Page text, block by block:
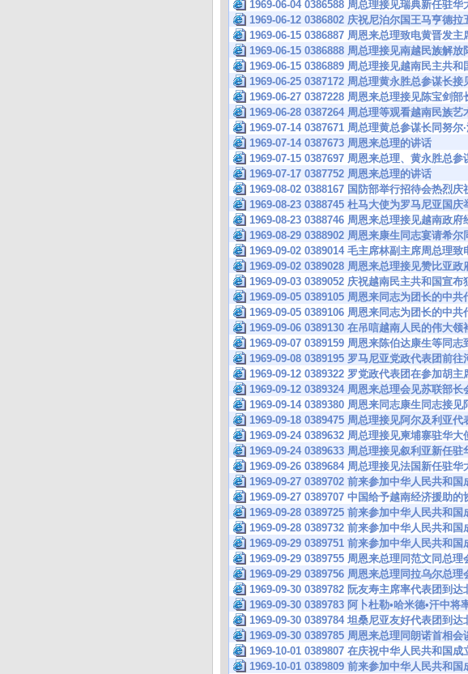
1969-06-04 0386588 周总理接见瑞典新任驻华
1969-06-12 0386802 庆祝尼泊尔国王马亨德
1969-06-15 0386887 周恩来总理致电黄晋发
1969-06-15 0386888 周总理接见南越民族解
1969-06-15 0386889 周总理接见越南民主共和
1969-06-25 0387172 周总理黄永胜总参谋长
1969-06-27 0387228 周恩来总理接见陈宝剑部
1969-06-28 0387264 周总理等观看越南民族
1969-07-14 0387671 周总理黄总参谋长同努尔
1969-07-14 0387673 周恩来总理的讲话
1969-07-15 0387697 周恩来总理、黄永胜总
1969-07-17 0387752 周恩来总理的讲话
1969-08-02 0388167 国防部举行招待会热烈
1969-08-23 0388745 杜马大使为罗马尼亚国
1969-08-23 0388746 周恩来总理接见越南政府
1969-08-29 0388902 周恩来康生同志宴请希
1969-09-02 0389014 毛主席林副主席周总理
1969-09-02 0389028 周恩来总理接见赞比亚
1969-09-03 0389052 庆祝越南民主共和国宣
1969-09-05 0389105 周恩来同志为团长的中
1969-09-05 0389106 周恩来同志为团长的中共
1969-09-06 0389130 在吊唁越南人民的伟大
1969-09-07 0389159 周恩来陈伯达康生等同
1969-09-08 0389195 罗马尼亚党政代表团前
1969-09-12 0389322 罗党政代表团在参加胡
1969-09-12 0389324 周恩来总理会见苏联部长
1969-09-14 0389380 周恩来同志康生同志接
1969-09-18 0389475 周总理接见阿尔及利亚代
1969-09-24 0389632 周总理接见柬埔寨驻华
1969-09-24 0389633 周总理接见叙利亚新任
1969-09-26 0389684 周总理接见法国新任驻华
1969-09-27 0389702 前来参加中华人民共和
1969-09-27 0389707 中国给予越南经济援助
1969-09-28 0389725 前来参加中华人民共和
1969-09-28 0389732 前来参加中华人民共和
1969-09-29 0389751 前来参加中华人民共和
1969-09-29 0389755 周恩来总理同范文同总
1969-09-29 0389756 周恩来总理同拉乌尔总
1969-09-30 0389782 阮友寿主席率代表团到
1969-09-30 0389783 阿卜杜勒•哈米德•汗中
1969-09-30 0389784 坦桑尼亚友好代表团到
1969-09-30 0389785 周恩来总理同朗诺首相
1969-10-01 0389807 在庆祝中华人民共和国
1969-10-01 0389809 前来参加中华人民共和